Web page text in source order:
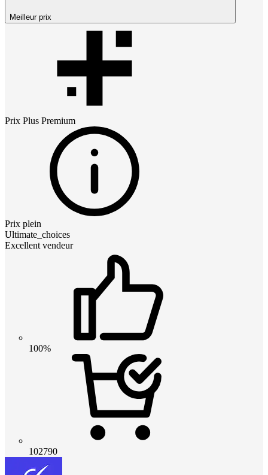
Meilleur prix
Prix Plus Premium
Prix plein
Ultimate_choices
Excellent vendeur
100%
102790